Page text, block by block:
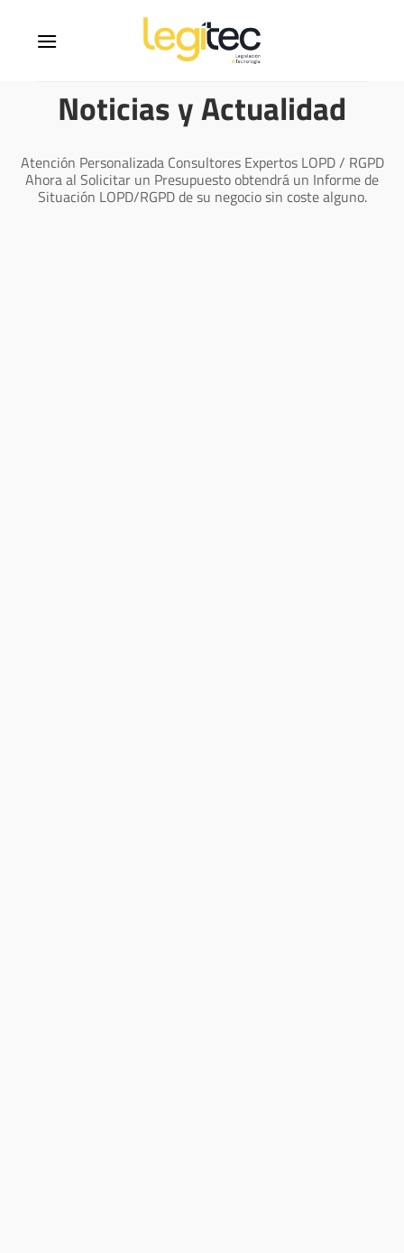
Noticias y Actualidad
Atención Personalizada Consultores Expertos LOPD / RGPD
Ahora al Solicitar un Presupuesto obtendrá un Informe de
Situación LOPD/RGPD de su negocio sin coste alguno.